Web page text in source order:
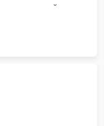
масел.